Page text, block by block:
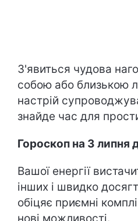
З'явиться чудова
собою або близькою
настрій
знайде час для
Гороскоп на 3 липня
Вашої енергії
інших і швидко
обіцяє приємні